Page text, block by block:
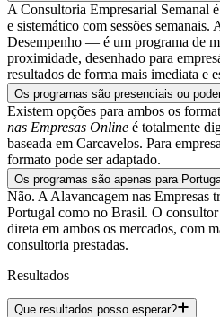
A Consultoria Empresarial Semanal
e sistemático com sessões
Desempenho — é um programa de
proximidade, desenhado para
resultados de forma mais imediata e
Os programas são presenciais ou
Existem opções para ambos os
nas Empresas Online é totalmente
baseada em Carcavelos. Para
formato pode ser adaptado.
Os programas são apenas para
Não. A Alavancagem nas Empresas
Portugal como no Brasil. O
direta em ambos os mercados, com
consultoria prestadas.
Resultados
Que resultados posso esperar?